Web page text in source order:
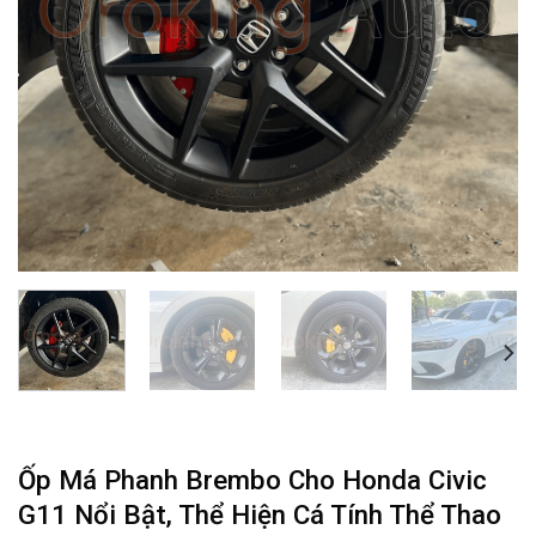
Ốp Má Phanh Brembo Cho Honda Civic
G11 Nổi Bật, Thể Hiện Cá Tính Thể Thao